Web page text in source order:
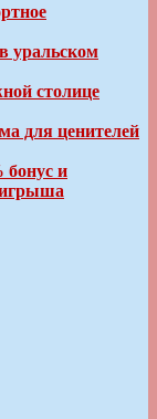
уральском
столице
для ценителей
бонус и